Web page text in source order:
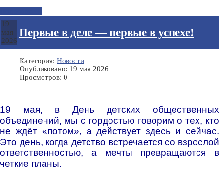
19
мая
2026
Первые в деле — первые в успехе!
Категория: Новости
Опубликовано: 19 мая 2026
Просмотров: 0
19 мая, в День детских общественных
объединений, мы с гордостью говорим о тех, кто
не ждёт «потом», а действует здесь и сейчас.
Это день, когда детство встречается со взрослой
ответственностью, а мечты превращаются в
четкие планы.